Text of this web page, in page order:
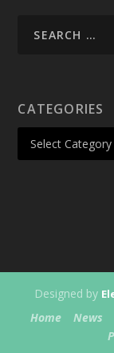
CATEGORIES
Designed by
Home News